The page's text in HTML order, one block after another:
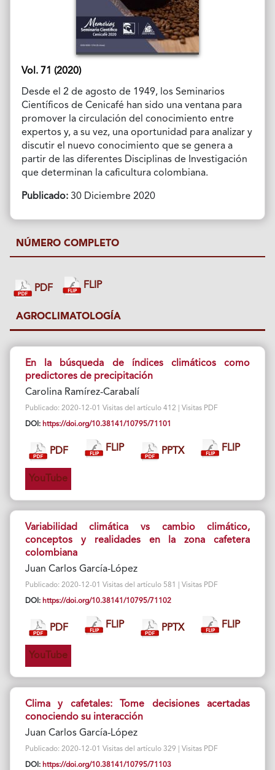
Vol. 71 (2020)
Desde el 2 de agosto de 1949, los Seminarios
Científicos de Cenicafé han sido una ventana para
promover la circulación del conocimiento entre
expertos y, a su vez, una oportunidad para analizar y
discutir el nuevo conocimiento que se genera a
partir de las diferentes Disciplinas de Investigación
que determinan la caficultura colombiana.
Publicado:30 Diciembre 2020
NÚMERO COMPLETO
PDF FLIP
AGROCLIMATOLOGÍA
En la búsqueda de índices climáticos como
predictores de precipitación
Carolina Ramírez-Carabalí
Publicado: 2020-12-01 Visitas del artículo 412 | Visitas PDF
DOI: https://doi.org/10.38141/10795/71101
PDF FLIP PPTX FLIP
YouTube
Variabilidad climática vs cambio climático,
conceptos y realidades en la zona cafetera
colombiana
Juan Carlos García-López
Publicado: 2020-12-01 Visitas del artículo 581 | Visitas PDF
DOI: https://doi.org/10.38141/10795/71102
PDF FLIP PPTX FLIP
YouTube
Clima y cafetales: Tome decisiones acertadas
conociendo su interacción
Juan Carlos García-López
Publicado: 2020-12-01 Visitas del artículo 329 | Visitas PDF
DOI: https://doi.org/10.38141/10795/71103